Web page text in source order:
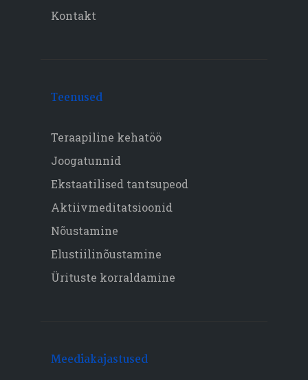
Kontakt
Teenused
Teraapiline kehatöö
Joogatunnid
Ekstaatilised tantsupeod
Aktiivmeditatsioonid
Nõustamine
Elustiilinõustamine
Ürituste korraldamine
Meediakajastused